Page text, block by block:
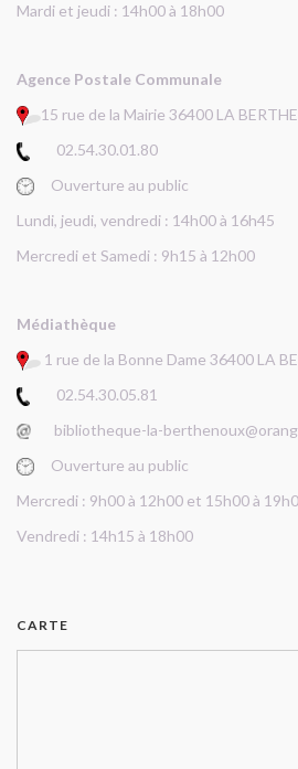
Mardi et jeudi : 14h00 à 18h00
Agence Postale Communale
15 rue de la Mairie 36400 LA
02.54.30.01.80
Ouverture au public
Lundi, jeudi, vendredi : 14h00 à 16h45
Mercredi et Samedi : 9h15 à 12h00
Médiathèque
1 rue de la Bonne Dame 36400 LA
02.54.30.05.81
bibliotheque-la-
Ouverture au public
Mercredi : 9h00 à 12h00 et 15h00 à
Vendredi : 14h15 à 18h00
CARTE